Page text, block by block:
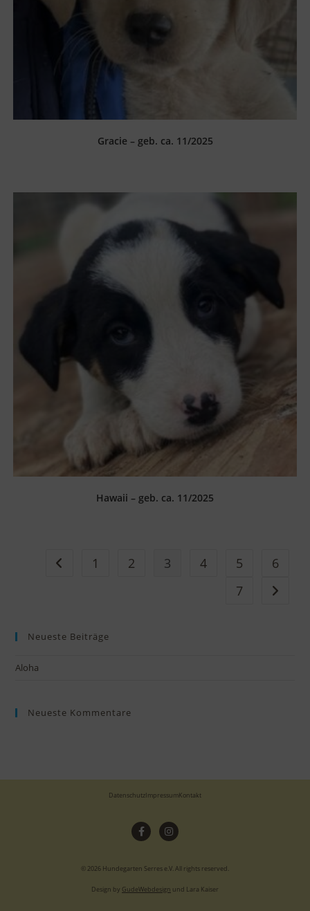
Gracie – geb. ca. 11/2025
Hawaii – geb. ca. 11/2025
1 2 3 4 5
6
7
Neueste Beiträge
Aloha
Neueste Kommentare
© 2026 Hundegarten Serres e.V. All rights reserved.
Design by GudeWebdesign und Lara Kaiser
DatenschutzImpressumKontakt